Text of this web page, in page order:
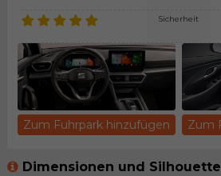
Sicherheit
Zum Fuhrpark hinzufügen Zum
Dimensionen und